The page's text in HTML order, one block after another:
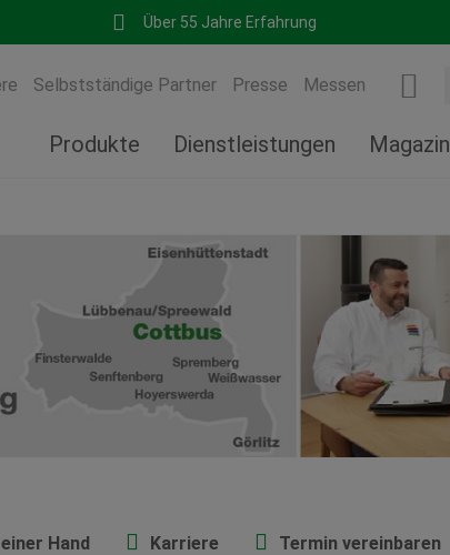
Über 55 Jahre Erfahrung
Selbstständige Partner Presse Messen
Produkte Dienstleistungen Magazin
Hand Karriere Termin vereinbaren